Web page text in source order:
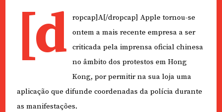
[d
ropcap]A[/dropcap] Apple tornou-se
ontem a mais recente empresa a ser
criticada pela imprensa oficial chinesa
no âmbito dos protestos em Hong
Kong, por permitir na sua loja uma
aplicação que difunde coordenadas da polícia durante
as manifestações.